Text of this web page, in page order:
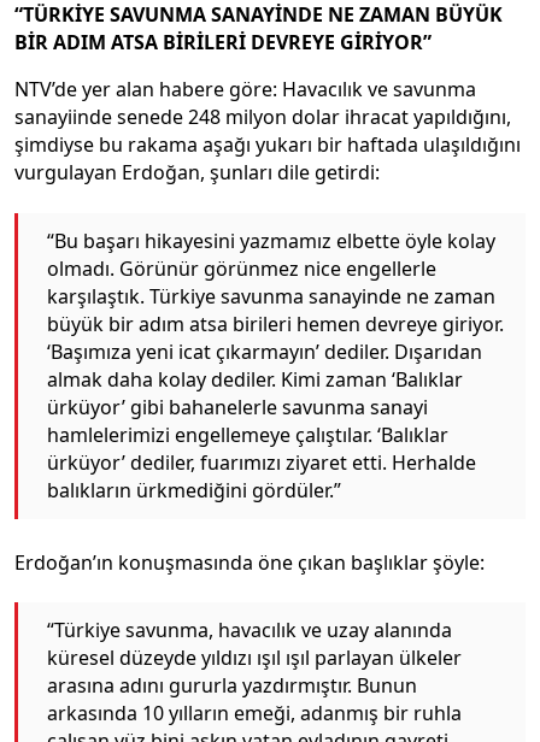
“TÜRKİYE SAVUNMA SANAYİNDE NE ZAMAN BÜYÜK
BİR ADIM ATSA BİRİLERİ DEVREYE GİRİYOR”
NTV’de yer alan habere göre: Havacılık ve savunma
sanayiinde senede 248 milyon dolar ihracat yapıldığını,
şimdiyse bu rakama aşağı yukarı bir haftada ulaşıldığını
vurgulayan Erdoğan, şunları dile getirdi:
“Bu başarı hikayesini yazmamız elbette öyle kolay
olmadı. Görünür görünmez nice engellerle
karşılaştık. Türkiye savunma sanayinde ne zaman
büyük bir adım atsa birileri hemen devreye giriyor.
‘Başımıza yeni icat çıkarmayın’ dediler. Dışarıdan
almak daha kolay dediler. Kimi zaman ‘Balıklar
ürküyor’ gibi bahanelerle savunma sanayi
hamlelerimizi engellemeye çalıştılar. ‘Balıklar
ürküyor’ dediler, fuarımızı ziyaret etti. Herhalde
balıkların ürkmediğini gördüler.”
Erdoğan’ın konuşmasında öne çıkan başlıklar şöyle:
“Türkiye savunma, havacılık ve uzay alanında
küresel düzeyde yıldızı ışıl ışıl parlayan ülkeler
arasına adını gururla yazdırmıştır. Bunun
arkasında 10 yılların emeği, adanmış bir ruhla